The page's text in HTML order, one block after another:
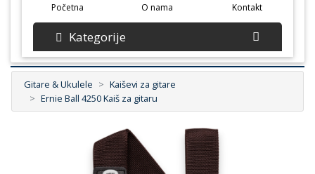
Početna(current) O nama Kontakt
Kategorije
Gitare & Ukulele
Kaiševi za gitare
Ernie Ball 4250 Kaiš za gitaru